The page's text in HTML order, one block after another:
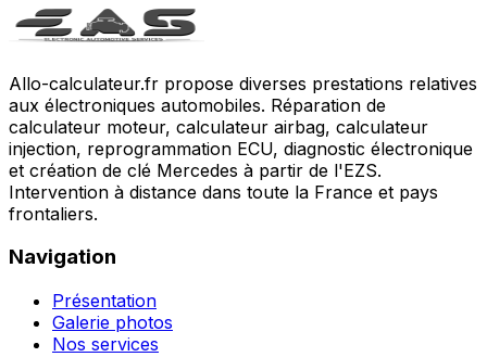
Allo-calculateur.fr propose diverses prestations relatives
aux électroniques automobiles. Réparation de
calculateur moteur, calculateur airbag, calculateur
injection, reprogrammation ECU, diagnostic électronique
et création de clé Mercedes à partir de l'EZS.
Intervention à distance dans toute la France et pays
frontaliers.
Navigation
Présentation
Galerie photos
Nos services